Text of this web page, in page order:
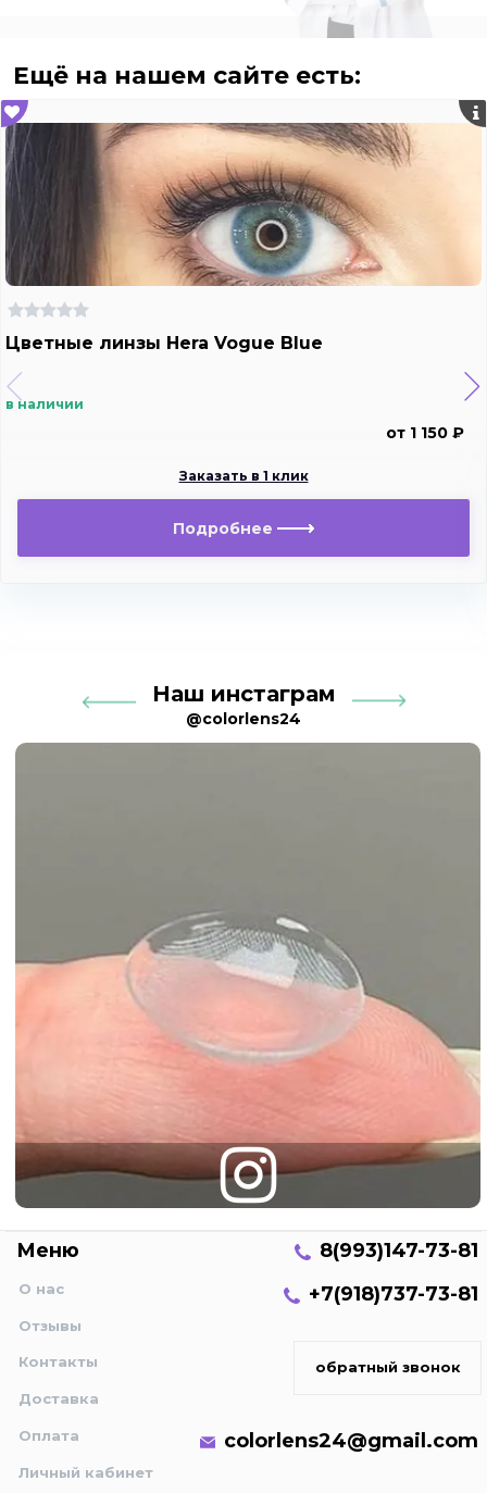
Ещё на нашем сайте есть:
Цветные линзы Hera Vogue Blue
в наличии
от 1 150 ₽
Заказать в 1 клик
Подробнее
Наш инстаграм
@colorlens24
Меню
О нас
Отзывы
Контакты
Доставка
Оплата
Личный кабинет
8(993)147-73-81
+7(918)737-73-81
обратный звонок
colorlens24@gmail.com